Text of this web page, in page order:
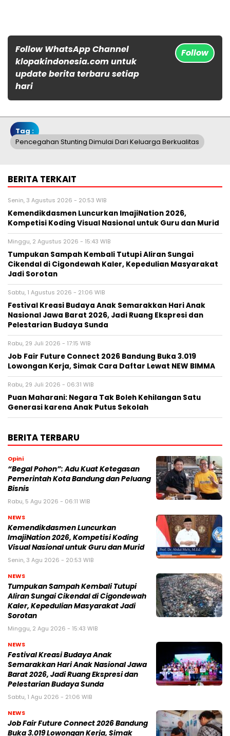
Follow WhatsApp Channel
klopakindonesia.com untuk
update berita terbaru setiap
hari
Follow
Tag :
Pencegahan Stunting Dimulai Dari Keluarga Berkualitas
BERITA TERKAIT
Senin, 3 Agustus 2026 - 20:53 WIB
Kemendikdasmen Luncurkan ImajiNation 2026,
Kompetisi Koding Visual Nasional untuk Guru dan Murid
Minggu, 2 Agustus 2026 - 15:43 WIB
Tumpukan Sampah Kembali Tutupi Aliran Sungai
Cikendal di Cigondewah Kaler, Kepedulian Masyarakat
Jadi Sorotan
Sabtu, 1 Agustus 2026 - 21:06 WIB
Festival Kreasi Budaya Anak Semarakkan Hari Anak
Nasional Jawa Barat 2026, Jadi Ruang Ekspresi dan
Pelestarian Budaya Sunda
Rabu, 29 Juli 2026 - 17:15 WIB
Job Fair Future Connect 2026 Bandung Buka 3.019
Lowongan Kerja, Simak Cara Daftar Lewat NEW BIMMA
Rabu, 29 Juli 2026 - 06:31 WIB
Puan Maharani: Negara Tak Boleh Kehilangan Satu
Generasi karena Anak Putus Sekolah
BERITA TERBARU
Opini
“Begal Pohon”: Adu Kuat Ketegasan
Pemerintah Kota Bandung dan Peluang
Bisnis
Rabu, 5 Agu 2026 - 06:11 WIB
NEWS
Kemendikdasmen Luncurkan
ImajiNation 2026, Kompetisi Koding
Visual Nasional untuk Guru dan Murid
Senin, 3 Agu 2026 - 20:53 WIB
NEWS
Tumpukan Sampah Kembali Tutupi
Aliran Sungai Cikendal di Cigondewah
Kaler, Kepedulian Masyarakat Jadi
Sorotan
Minggu, 2 Agu 2026 - 15:43 WIB
NEWS
Festival Kreasi Budaya Anak
Semarakkan Hari Anak Nasional Jawa
Barat 2026, Jadi Ruang Ekspresi dan
Pelestarian Budaya Sunda
Sabtu, 1 Agu 2026 - 21:06 WIB
NEWS
Job Fair Future Connect 2026 Bandung
Buka 3.019 Lowongan Kerja, Simak